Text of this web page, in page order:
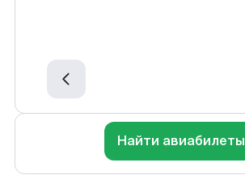
Найти авиабилеты